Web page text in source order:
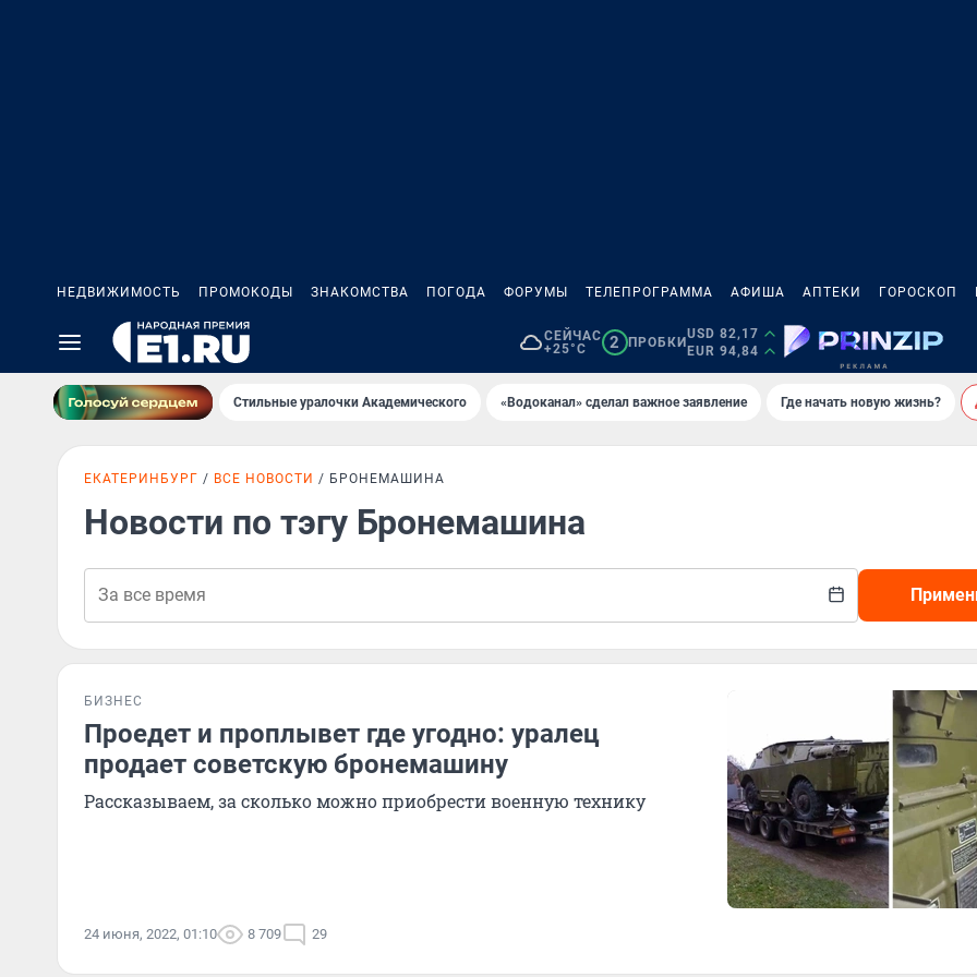
НЕДВИЖИМОСТЬ ПРОМОКОДЫ ЗНАКОМСТВА ПОГОДА ФОРУМЫ ТЕЛЕПРОГРАММА АФИША АПТЕКИ ГОРОСКОП
СЕЙЧАС
+25°C
2 ПРОБКИ
USD 82,17
EUR 94,84
Стильные уралочки Академического «Водоканал» сделал важное заявление Где начать новую жизнь?
ЕКАТЕРИНБУРГ ВСЕ НОВОСТИ БРОНЕМАШИНА
Новости по тэгу Бронемашина
БИЗНЕС
Проедет и проплывет где угодно: уралец
продает советскую бронемашину
Рассказываем, за сколько можно приобрести военную технику
24 июня, 2022, 01:10 8 709 29